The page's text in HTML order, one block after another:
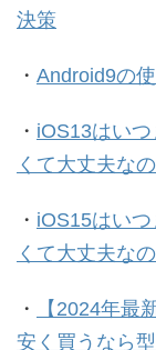
決策
・ Android9の
・ iOS13はい
くて大丈夫な
・ iOS15はい
くて大丈夫な
・
【2024年最
安く買うなら